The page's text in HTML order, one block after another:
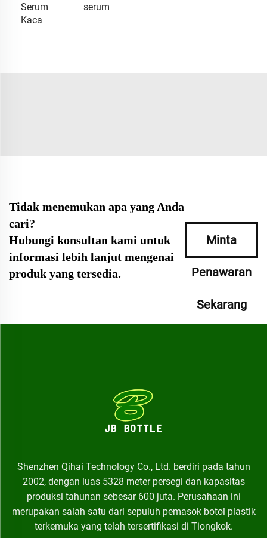
Serum
Kaca
serum
Tidak menemukan apa yang Anda
cari?
Hubungi konsultan kami untuk
informasi lebih lanjut mengenai
produk yang tersedia.
Minta
Penawaran
Sekarang
Shenzhen Qihai Technology Co., Ltd. berdiri pada tahun
2002, dengan luas 5328 meter persegi dan kapasitas
produksi tahunan sebesar 600 juta. Perusahaan ini
merupakan salah satu dari sepuluh pemasok botol plastik
terkemuka yang telah tersertifikasi di Tiongkok.